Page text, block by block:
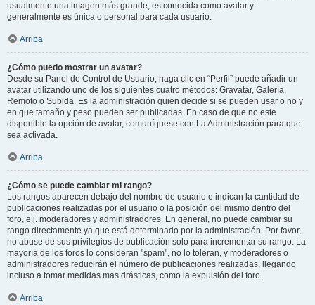
usualmente una imagen más grande, es conocida como avatar y
generalmente es única o personal para cada usuario.
Arriba
¿Cómo puedo mostrar un avatar?
Desde su Panel de Control de Usuario, haga clic en “Perfil” puede añadir un
avatar utilizando uno de los siguientes cuatro métodos: Gravatar, Galería,
Remoto o Subida. Es la administración quien decide si se pueden usar o no y
en que tamaño y peso pueden ser publicadas. En caso de que no este
disponible la opción de avatar, comuníquese con La Administración para que
sea activada.
Arriba
¿Cómo se puede cambiar mi rango?
Los rangos aparecen debajo del nombre de usuario e indican la cantidad de
publicaciones realizadas por el usuario o la posición del mismo dentro del
foro, e.j. moderadores y administradores. En general, no puede cambiar su
rango directamente ya que está determinado por la administración. Por favor,
no abuse de sus privilegios de publicación solo para incrementar su rango. La
mayoría de los foros lo consideran "spam", no lo toleran, y moderadores o
administradores reducirán el número de publicaciones realizadas, llegando
incluso a tomar medidas mas drásticas, como la expulsión del foro.
Arriba